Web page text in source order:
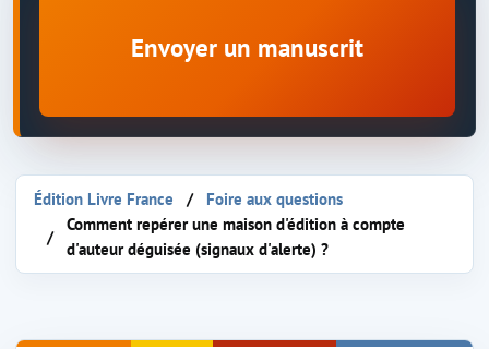
Envoyer un manuscrit
Édition Livre France
Foire aux questions
Comment repérer une maison d'édition à compte
d'auteur déguisée (signaux d'alerte) ?